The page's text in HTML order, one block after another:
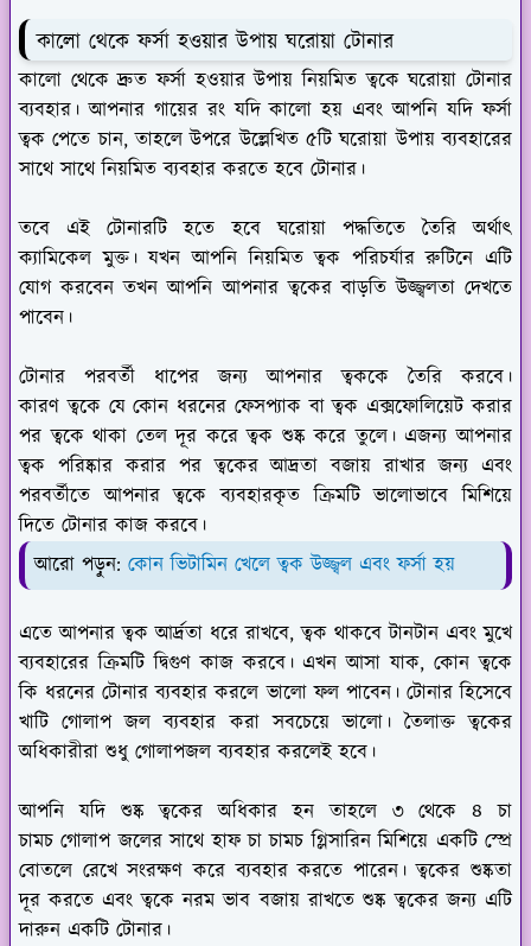
কালো থেকে ফর্সা হওয়ার উপায় ঘরোয়া টোনার
কালো থেকে দ্রুত ফর্সা হওয়ার উপায় নিয়মিত ত্বকে ঘরোয়া টোনার
ব্যবহার। আপনার গায়ের রং যদি কালো হয় এবং আপনি যদি ফর্সা
ত্বক পেতে চান, তাহলে উপরে উল্লেখিত ৫টি ঘরোয়া উপায় ব্যবহারের
সাথে সাথে নিয়মিত ব্যবহার করতে হবে টোনার।
তবে এই টোনারটি হতে হবে ঘরোয়া পদ্ধতিতে তৈরি অর্থাৎ
ক্যামিকেল মুক্ত। যখন আপনি নিয়মিত ত্বক পরিচর্যার রুটিনে এটি
যোগ করবেন তখন আপনি আপনার ত্বকের বাড়তি উজ্জ্বলতা দেখতে
পাবেন।
টোনার পরবর্তী ধাপের জন্য আপনার ত্বককে তৈরি করবে।
কারণ ত্বকে যে কোন ধরনের ফেসপ্যাক বা ত্বক এক্সফোলিয়েট করার
পর ত্বকে থাকা তেল দূর করে ত্বক শুষ্ক করে তুলে। এজন্য আপনার
ত্বক পরিষ্কার করার পর ত্বকের আদ্রতা বজায় রাখার জন্য এবং
পরবর্তীতে আপনার ত্বকে ব্যবহারকৃত ক্রিমটি ভালোভাবে মিশিয়ে
দিতে টোনার কাজ করবে।
আরো পড়ুন: কোন ভিটামিন খেলে ত্বক উজ্জ্বল এবং ফর্সা হয়
এতে আপনার ত্বক আর্দ্রতা ধরে রাখবে, ত্বক থাকবে টানটান এবং মুখে
ব্যবহারের ক্রিমটি দ্বিগুণ কাজ করবে। এখন আসা যাক, কোন ত্বকে
কি ধরনের টোনার ব্যবহার করলে ভালো ফল পাবেন। টোনার হিসেবে
খাটি গোলাপ জল ব্যবহার করা সবচেয়ে ভালো। তৈলাক্ত ত্বকের
অধিকারীরা শুধু গোলাপজল ব্যবহার করলেই হবে।
আপনি যদি শুষ্ক ত্বকের অধিকার হন তাহলে ৩ থেকে ৪ চা
চামচ গোলাপ জলের সাথে হাফ চা চামচ গ্লিসারিন মিশিয়ে একটি স্প্রে
বোতলে রেখে সংরক্ষণ করে ব্যবহার করতে পারেন। ত্বকের শুষ্কতা
দূর করতে এবং ত্বকে নরম ভাব বজায় রাখতে শুষ্ক ত্বকের জন্য এটি
দারুন একটি টোনার।